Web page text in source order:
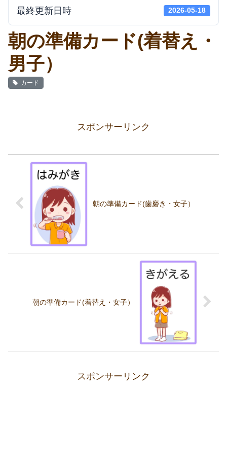
最終更新日時 2026-05-18
朝の準備カード(着替え・
男子）
カード
スポンサーリンク
朝の準備カード(歯磨き・女子）
朝の準備カード(着替え・女子）
スポンサーリンク